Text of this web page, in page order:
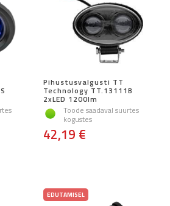
Pihustusvalgusti TT
Technology TT.13111B
2xLED 1200lm
Toode saadaval suurtes
kogustes
42,19 €
EDUTAMISEL